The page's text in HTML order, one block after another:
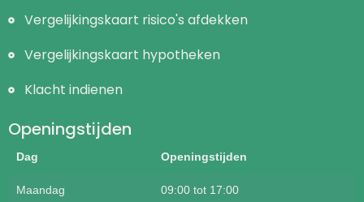
Vergelijkingskaart risico's afdekken
Vergelijkingskaart hypotheken
Klacht indienen
Openingstijden
Dag Openingstijden
Maandag 09:00 tot 17:00